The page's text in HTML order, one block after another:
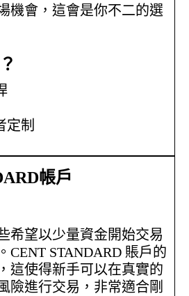
機會，這會是你不二的選
定制
帳戶
希望以少量資金開始交易
CENT STANDARD 賬戶的
這使得新手可以在真實的
險進行交易，非常適合剛